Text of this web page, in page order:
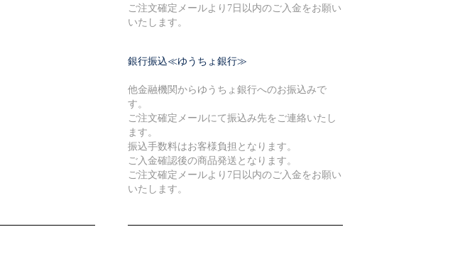
ご注文確定メールより7日以内のご入金をお願い
いたします。
銀行振込≪ゆうちょ銀行≫
他金融機関からゆうちょ銀行へのお振込みで
す。
ご注文確定メールにて振込み先をご連絡いたし
ます。
振込手数料はお客様負担となります。
ご入金確認後の商品発送となります。
ご注文確定メールより7日以内のご入金をお願い
いたします。